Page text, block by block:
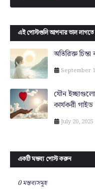
এই পোস্টগুলি আপনার ভাল লাগতে
অতিরিক্ত
September
যৌন
কার্যকরী গাইড
July 20, 2025
একটি মন্তব্য পোস্ট করুন
0 মন্তব্যসমূহ